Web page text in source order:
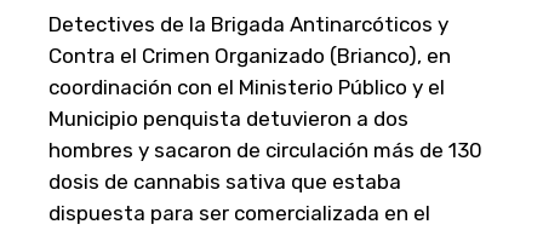
Detectives de la Brigada Antinarcóticos y
Contra el Crimen Organizado (Brianco), en
coordinación con el Ministerio Público y el
Municipio penquista detuvieron a dos
hombres y sacaron de circulación más de 130
dosis de cannabis sativa que estaba
dispuesta para ser comercializada en el